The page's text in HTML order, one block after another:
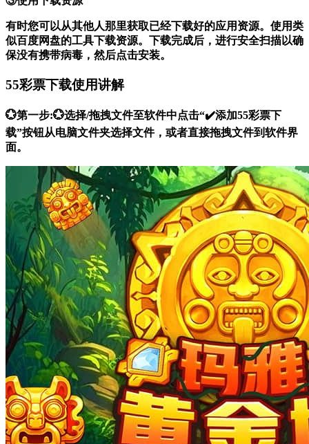
有时您可以从其他人那里获取已经下载好的应用资源。使用类
似百度网盘的工具下载资源。下载完成后，进行安全扫描以确
保没有携带病毒，然后点击安装。
55彩票下载使用讲解
💮第一步:💮选择/拖拽文件至软件中点击“✔️添加55彩票下
载”按钮从电脑文件夹选择文件，或者直接拖拽文件到软件界
面。